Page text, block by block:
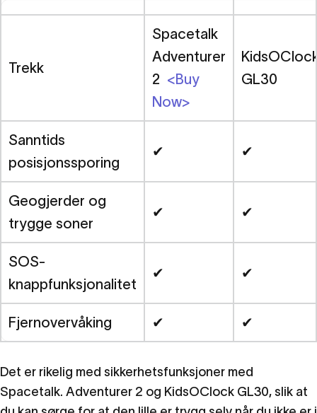
Trekk
Spacetalk
Adventurer
2 <Buy
Now>
GL30
Sanntids
posisjonssporing
✔ ✔
Geogjerder og
trygge soner
✔ ✔
SOS-
knappfunksjonalitet
✔ ✔
Fjernovervåking ✔ ✔
Det er rikelig med sikkerhetsfunksjoner med
Spacetalk. Adventurer 2 og KidsOClock GL30, slik at